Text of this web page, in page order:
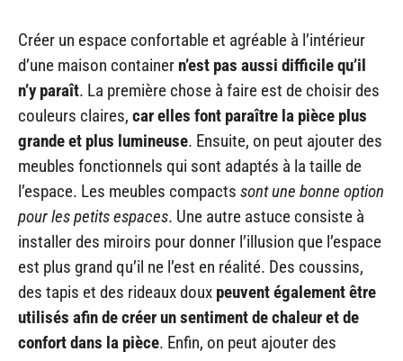
Créer un espace confortable et agréable à l’intérieur
d’une maison container n’est pas aussi difficile qu’il
n’y paraît. La première chose à faire est de choisir des
couleurs claires, car elles font paraître la pièce plus
grande et plus lumineuse. Ensuite, on peut ajouter des
meubles fonctionnels qui sont adaptés à la taille de
l’espace. Les meubles compacts sont une bonne option
pour les petits espaces. Une autre astuce consiste à
installer des miroirs pour donner l’illusion que l’espace
est plus grand qu’il ne l’est en réalité. Des coussins,
des tapis et des rideaux doux peuvent également être
utilisés afin de créer un sentiment de chaleur et de
confort dans la pièce. Enfin, on peut ajouter des